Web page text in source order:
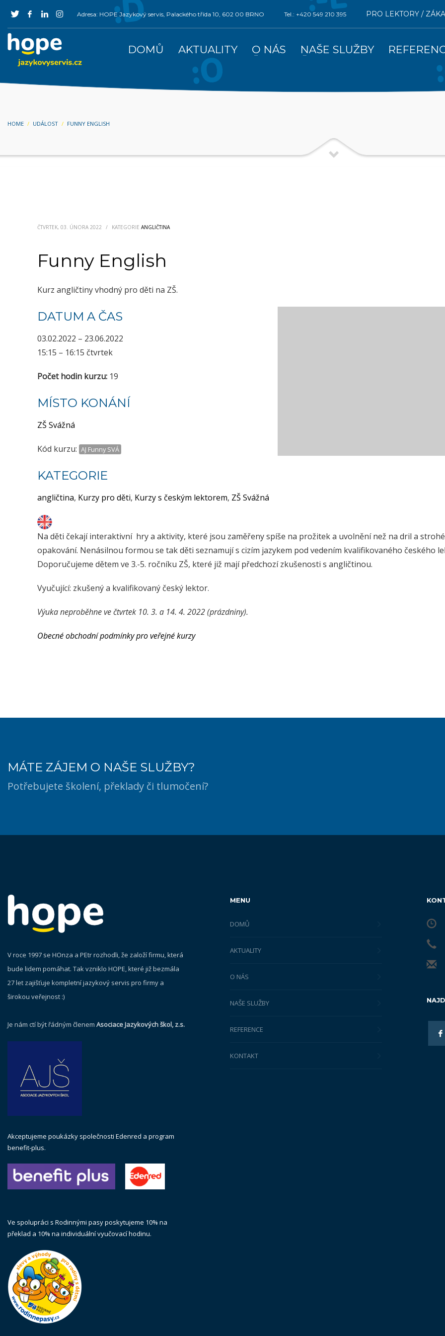
Adresa: HOPE Jazykový servis, Palackého třída 10, 602 00 BRNO Tel.: +420 549 210 395 PRO LEKTORY /
DOMŮ AKTUALITY O NÁS NAŠE SLUŽBY
HOME UDÁLOST FUNNY ENGLISH
ČTVRTEK, 03. ÚNORA 2022 / KATEGORIE ANGLIČTINA
Funny English
Kurz angličtiny vhodný pro děti na ZŠ.
DATUM A ČAS
03.02.2022 – 23.06.2022
15:15 – 16:15 čtvrtek
Počet hodin kurzu: 19
MÍSTO KONÁNÍ
ZŠ Svážná
Kód kurzu: AJ Funny SVÁ
KATEGORIE
angličtina, Kurzy pro děti, Kurzy s českým lektorem, ZŠ Svážná
Na děti čekají interaktivní hry a aktivity, které jsou zaměřeny spíše na prožitek a uvolnění než na dril a strohé
opakování. Nenásilnou formou se tak děti seznamují s cizím jazykem pod vedením kvalifikovaného českého
Doporučujeme dětem ve 3.-5. ročníku ZŠ, které již mají předchozí zkušenosti s angličtinou.
Vyučující: zkušený a kvalifikovaný český lektor.
Výuka neproběhne ve čtvrtek 10. 3. a 14. 4. 2022 (prázdniny).
Obecné obchodní podmínky pro veřejné kurzy
MÁTE ZÁJEM O NAŠE SLUŽBY?
Potřebujete školení, překlady či tlumočení?
V roce 1997 se HOnza a PEtr rozhodli, že založí firmu, která
bude lidem pomáhat. Tak vzniklo HOPE, které již bezmála
27 let zajišťuje kompletní jazykový servis pro firmy a
širokou veřejnost :)
Je nám ctí být řádným členem Asociace Jazykových škol, z.s.
Akceptujeme poukázky společnosti Edenred a program
benefit-plus.
Ve spolupráci s Rodinnými pasy poskytujeme 10% na
překlad a 10% na individuální vyučovací hodinu.
MENU
DOMŮ
AKTUALITY
O NÁS
NAŠE SLUŽBY
REFERENCE
KONTAKT